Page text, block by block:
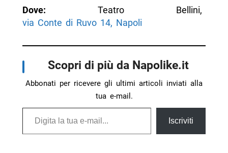
Dove: Teatro Bellini,
via Conte di Ruvo 14, Napoli
Scopri di più da Napolike.it
Abbonati per ricevere gli ultimi articoli inviati alla
tua e-mail.
Digita la tua e-mail...
Iscriviti